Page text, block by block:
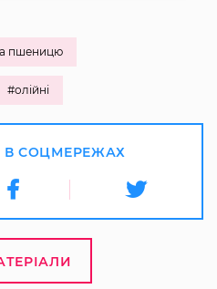
пшеницю
#олійні
В СОЦМЕРЕЖАХ